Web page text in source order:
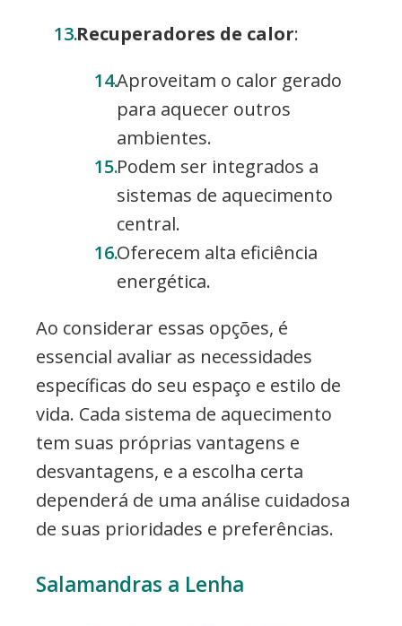
Recuperadores de calor:
Aproveitam o calor gerado
para aquecer outros
ambientes.
Podem ser integrados a
sistemas de aquecimento
central.
Oferecem alta eficiência
energética.
Ao considerar essas opções, é
essencial avaliar as necessidades
específicas do seu espaço e estilo de
vida. Cada sistema de aquecimento
tem suas próprias vantagens e
desvantagens, e a escolha certa
dependerá de uma análise cuidadosa
de suas prioridades e preferências.
Salamandras a Lenha